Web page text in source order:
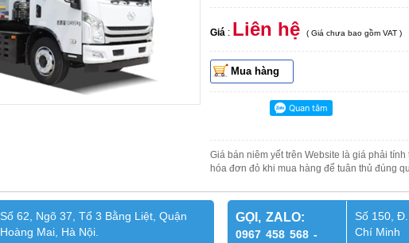
Giá : Liên hệ ( Giá chưa bao gồm VAT )
Mua hàng
Giá bán niêm yết trên Website là giá phải
hóa đơn đỏ khi mua hàng để tuân thủ đúng
Số 62, Ngõ 37, Tổ 3 Bằng Liệt, Quận
Hoàng Mai, Hà Nội.
GỌI, ZALO:
0967 458 568 -
Số 150,
Chí Minh